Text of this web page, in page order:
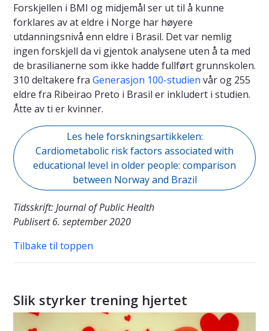
Forskjellen i BMI og midjemål ser ut til å kunne
forklares av at eldre i Norge har høyere
utdanningsnivå enn eldre i Brasil. Det var nemlig
ingen forskjell da vi gjentok analysene uten å ta med
de brasilianerne som ikke hadde fullført grunnskolen.
310 deltakere fra Generasjon 100-studien vår og 255
eldre fra Ribeirao Preto i Brasil er inkludert i studien.
Åtte av ti er kvinner.
Les hele forskningsartikkelen:
Cardiometabolic risk factors associated with
educational level in older people: comparison
between Norway and Brazil
Tidsskrift: Journal of Public Health
Publisert 6. september 2020
Tilbake til toppen
Slik styrker trening hjertet